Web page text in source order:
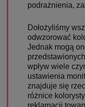
podrażnienia,
Dołożyliśmy
odwzorować
Jednak mogą
wpływ wiele
ustawienia
znajduje się
różnice
reklamacji